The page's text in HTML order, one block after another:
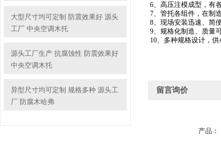
大型尺寸均可定制 防震效果好 源头
工厂 中央空调木托
源头工厂生产 抗腐蚀性 防震效果好
中央空调木托
异型尺寸均可定制 规格多种 源头工
厂 防腐木哈弗
6、高压注模成型，有
7、管托各组件，在制
8、现场安装迅速、简
9、规格化制造、质量
10、多种规格设计，
留言询价
产品：